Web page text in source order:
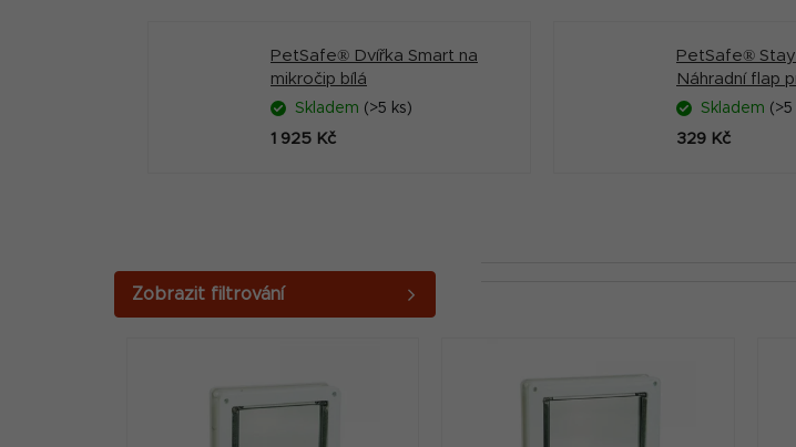
PetSafe® Dvířka Smart na
mikročip bílá
Skladem (>5 ks)
1 925 Kč
PetSafe®
Náhradní flap
Skladem (>5
329 Kč
o